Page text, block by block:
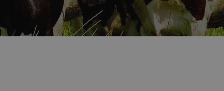
This cookie is used by Cookie-Script.com service to remember visitor cookie consent
preferences. It is necessary for Cookie-Script.com cookie banner to work properly.